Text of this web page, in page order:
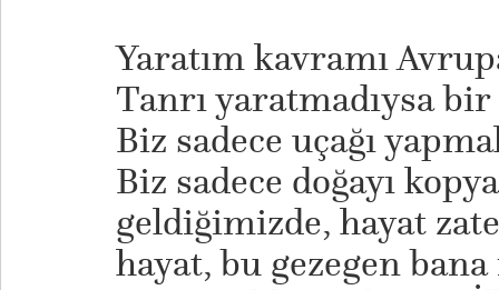
​Yaratım kavramı
Tanrı yaratmadıysa bir
Biz sadece uçağı
Biz sadece doğayı
geldiğimizde, hayat
hayat, bu gezegen